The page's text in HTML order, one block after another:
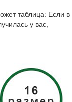
таблица: Если в
у вас,